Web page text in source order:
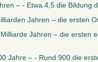
– - Etwa 4,5 die Bildung
Jahren – die ersten
Jahren – die ersten
Jahre – - Rund 900 die